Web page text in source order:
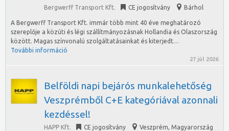
Bergwerff Transport Kft. CE jogosítvány Bárhol
A Bergwerff Transport Kft. immár több mint 40 éve meghatározó
szereplője a közúti és légi szállítmányozásnak Hollandia és Olaszország
között. Magas színvonalú szolgáltatásainkat és kiterjedt…
További információ
27 júl 2026
Belföldi napi bejárós munkalehetőség
Veszprémből C+E kategóriával azonnali
kezdéssel!
HAPP Kft. CE jogosítvány Veszprém, Magyarország